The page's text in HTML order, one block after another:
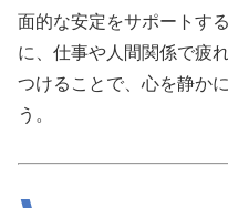
面的な安定をサポートす
に、仕事や人間関係で疲
つけることで、心を静か
う。